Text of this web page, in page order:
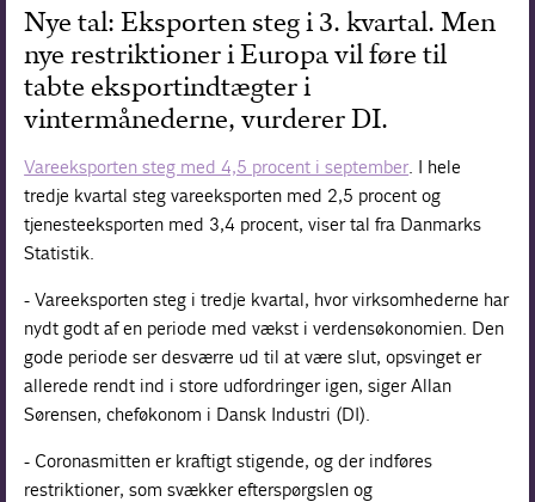
Nye tal: Eksporten steg i 3. kvartal. Men
nye restriktioner i Europa vil føre til
tabte eksportindtægter i
vintermånederne, vurderer DI.
Vareeksporten steg med 4,5 procent i september. I hele
tredje kvartal steg vareeksporten med 2,5 procent og
tjenesteeksporten med 3,4 procent, viser tal fra Danmarks
Statistik.
- Vareeksporten steg i tredje kvartal, hvor virksomhederne har
nydt godt af en periode med vækst i verdensøkonomien. Den
gode periode ser desværre ud til at være slut, opsvinget er
allerede rendt ind i store udfordringer igen, siger Allan
Sørensen, cheføkonom i Dansk Industri (DI).
- Coronasmitten er kraftigt stigende, og der indføres
restriktioner, som svækker efterspørgslen og